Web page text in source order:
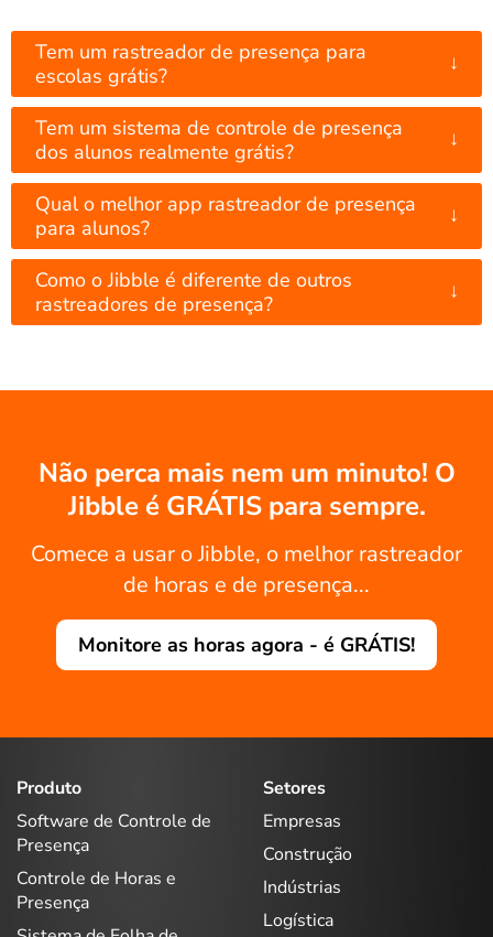
Tem um rastreador de presença para
escolas grátis?
↓
Tem um sistema de controle de presença
dos alunos realmente grátis?
↓
Qual o melhor app rastreador de presença
para alunos?
↓
Como o Jibble é diferente de outros
rastreadores de presença?
↓
Não perca mais nem um minuto! O
Jibble é GRÁTIS para sempre.
Comece a usar o Jibble, o melhor rastreador
de horas e de presença...
Monitore as horas agora - é GRÁTIS!
Produto
Software de Controle de
Presença
Controle de Horas e
Presença
Setores
Empresas
Construção
Indústrias
Logística